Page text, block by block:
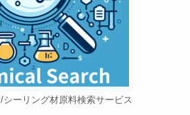
ーリング材原料検索サービス